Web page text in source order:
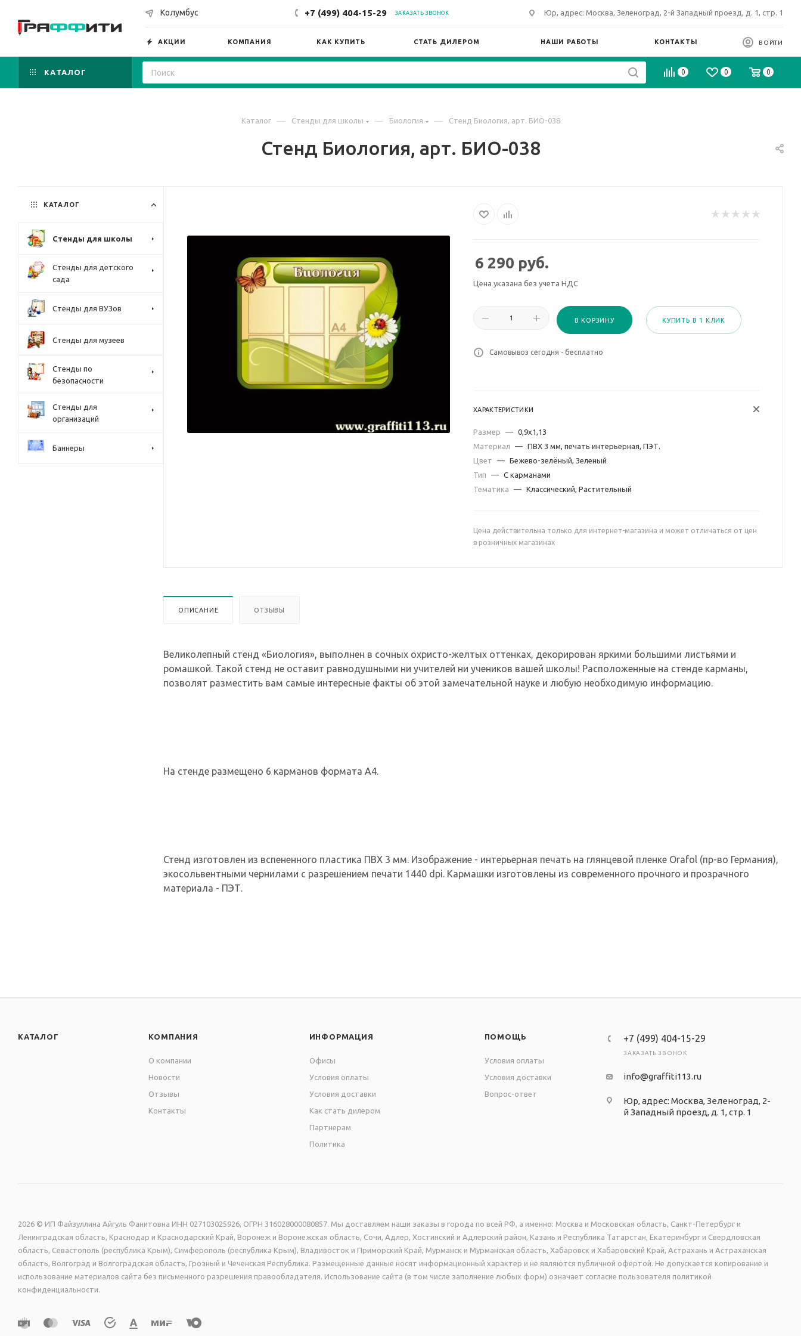
Колумбус +7 (499) 404-15-29 ЗАКАЗАТЬ ЗВОНОК Юр, адрес: Москва, Зеленоград, 2-й Западный проезд, д. 1, стр. 1
АКЦИИ КОМПАНИЯ КАК КУПИТЬ СТАТЬ ДИЛЕРОМ НАШИ РАБОТЫ КОНТАКТЫ ВОЙТИ
КАТАЛОГ 0 0 0
Каталог — Стенды для школы — Биология — Стенд Биология, арт. БИО-038
Стенд Биология, арт. БИО-038
6 290 руб.
Цена указана без учета НДС
В КОРЗИНУ КУПИТЬ В 1 КЛИК
Самовывоз сегодня - бесплатно
ХАРАКТЕРИСТИКИ
Размер — 0,9х1,13
Материал
— ПВХ 3 мм, печать интерьерная, ПЭТ.
Цвет
— Бежево-зелёный, Зеленый
Тип
— С карманами
Тематика
— Классический, Растительный
Цена действительна только для интернет-магазина и может отличаться от цен
в розничных магазинах
ОПИСАНИЕ ОТЗЫВЫ
Великолепный стенд «Биология», выполнен в сочных охристо-желтых оттенках, декорирован яркими большими листьями и
ромашкой. Такой стенд не оставит равнодушными ни учителей ни учеников вашей школы! Расположенные на стенде карманы,
позволят разместить вам самые интересные факты об этой замечательной науке и любую необходимую информацию.
На стенде размещено 6 карманов формата А4.
Стенд изготовлен из вспененного пластика ПВХ 3 мм. Изображение - интерьерная печать на глянцевой пленке Orafol (пр-во Германия),
экосольвентными чернилами с разрешением печати 1440 dpi. Кармашки изготовлены из современного прочного и прозрачного
материала - ПЭТ.
КАТАЛОГ
Стенды для школы
Стенды для детского
сада
Стенды для ВУЗов
Стенды для музеев
Стенды по
безопасности
Стенды для
организаций
Баннеры
КАТАЛОГ КОМПАНИЯ
О компании
Новости
Отзывы
Контакты
ИНФОРМАЦИЯ
Офисы
Условия оплаты
Условия доставки
Как стать дилером
Партнерам
Политика
ПОМОЩЬ
Условия оплаты
Условия доставки
Вопрос-ответ
+7 (499) 404-15-29
ЗАКАЗАТЬ ЗВОНОК
info@graffiti113.ru
Юр, адрес: Москва, Зеленоград, 2-
й Западный проезд, д. 1, стр. 1
2026 © ИП Файзуллина Айгуль Фанитовна ИНН 027103025926, ОГРН 316028000080857. Мы доставляем наши заказы в города по всей РФ, а именно: Москва и Московская область, Санкт-Петербург и
Ленинградская область, Краснодар и Краснодарский Край, Воронеж и Воронежская область, Сочи, Адлер, Хостинский и Адлерский район, Казань и Республика Татарстан, Екатеринбург и Свердловская
область, Севастополь (республика Крым), Симферополь (республика Крым), Владивосток и Приморский Край, Мурманск и Мурманская область, Хабаровск и Хабаровский Край, Астрахань и Астраханская
область, Волгоград и Волгоградская область, Грозный и Чеченская Республика. Размещенные данные носят информационный характер и не являются публичной офертой. Не допускается копирование и
использование материалов сайта без письменного разрешения правообладателя. Использование сайта (в том числе заполнение любых форм) означает согласие пользователя политикой
конфиденциальности.